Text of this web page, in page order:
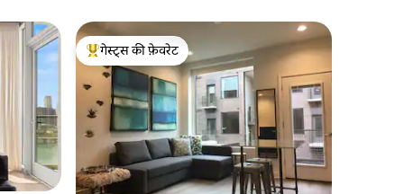
गेस्ट्स का टॉप फ़ेवरेट
गेस्ट्स की फ़ेवरेट